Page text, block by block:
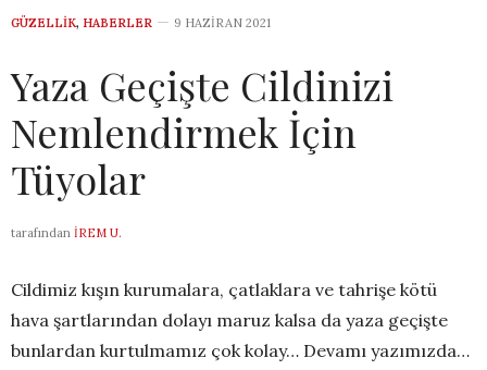
GÜZELLIK, HABERLER 9 HAZIRAN 2021
Yaza Geçişte Cildinizi
Nemlendirmek İçin
Tüyolar
tarafından İREM U.
Cildimiz kışın kurumalara, çatlaklara ve tahrişe kötü
hava şartlarından dolayı maruz kalsa da yaza geçişte
bunlardan kurtulmamız çok kolay… Devamı yazımızda…